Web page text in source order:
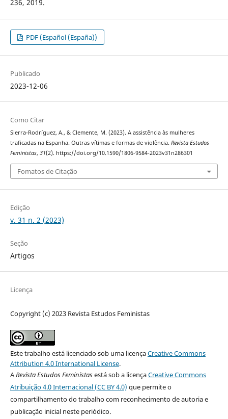
236, 2019.
PDF (Español (España))
Publicado
2023-12-06
Como Citar
Sierra-Rodríguez, A., & Clemente, M. (2023). A assistência às mulheres
traficadas na Espanha. Outras vítimas e formas de violência. Revista Estudos
Feministas, 31(2). https://doi.org/10.1590/1806-9584-2023v31n286301
Fomatos de Citação
Edição
v. 31 n. 2 (2023)
Seção
Artigos
Licença
Copyright (c) 2023 Revista Estudos Feministas
Este trabalho está licenciado sob uma licençaCreative Commons
Attribution 4.0 International License.
ARevista Estudos Feministasestá sob a licençaCreative Commons
Atribuição 4.0 Internacional (CC BY 4.0) que permite o
compartilhamento do trabalho com reconhecimento de autoria e
publicação inicial neste periódico.